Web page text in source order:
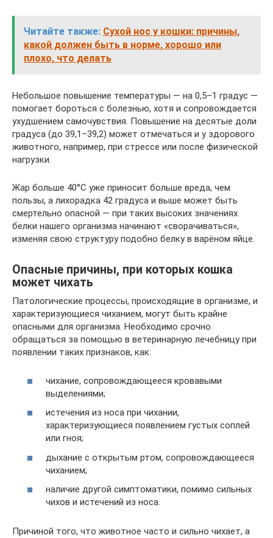
Читайте также: Сухой нос у кошки: причины,
какой должен быть в норме, хорошо или
плохо, что делать
Небольшое повышение температуры — на 0,5–1 градус —
помогает бороться с болезнью, хотя и сопровождается
ухудшением самочувствия. Повышение на десятые доли
градуса (до 39,1–39,2) может отмечаться и у здорового
животного, например, при стрессе или после физической
нагрузки.
Жар больше 40°С уже приносит больше вреда, чем
пользы, а лихорадка 42 градуса и выше может быть
смертельно опасной — при таких высоких значениях
белки нашего организма начинают «сворачиваться»,
изменяя свою структуру подобно белку в варёном яйце.
Опасные причины, при которых кошка
может чихать
Патологические процессы, происходящие в организме, и
характеризующиеся чиханием, могут быть крайне
опасными для организма. Необходимо срочно
обращаться за помощью в ветеринарную лечебницу при
появлении таких признаков, как:
чихание, сопровождающееся кровавыми
выделениями;
истечения из носа при чихании,
характеризующиеся появлением густых соплей
или гноя;
дыхание с открытым ртом, сопровождающееся
чиханием;
наличие другой симптоматики, помимо сильных
чихов и истечений из носа.
Причиной того, что животное часто и сильно чихает, а